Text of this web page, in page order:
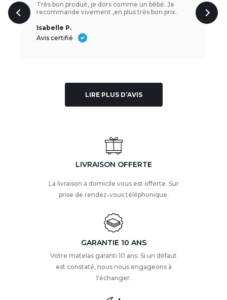
Très bon produit, je dors comme un bébé. Je
recommande vivement ,en plus très bon prix.
Isabelle P.
Avis certifié
LIRE PLUS D’AVIS
LIVRAISON OFFERTE
La livraison à domicile vous est offerte. Sur
prise de rendez-vous téléphonique.
GARANTIE 10 ANS
Votre matelas garanti 10 ans. Si un défaut
est constaté, nous nous engageons à
l'échanger.